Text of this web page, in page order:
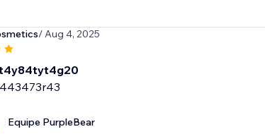
/ Aug 4, 2025
Equipe PurpleBear